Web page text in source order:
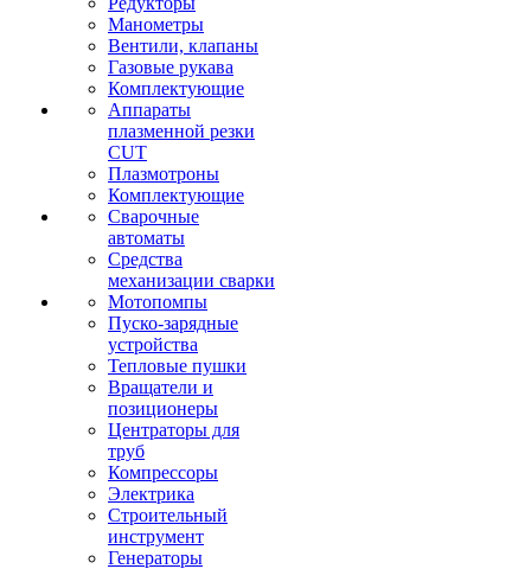
Манометры
Вентили, клапаны
Газовые рукава
Комплектующие
Аппараты
плазменной резки
CUT
Плазмотроны
Комплектующие
Сварочные
автоматы
Средства
механизации сварки
Мотопомпы
Пуско-зарядные
устройства
Тепловые пушки
Вращатели и
позиционеры
Центраторы для
труб
Компрессоры
Электрика
Строительный
инструмент
Генераторы